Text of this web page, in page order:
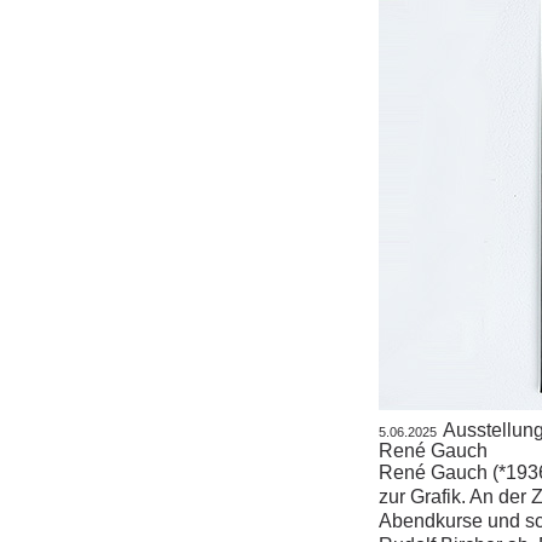
5.06.2025
René Gauch
René Gauch
zur Grafik. An der
Abendkurse und